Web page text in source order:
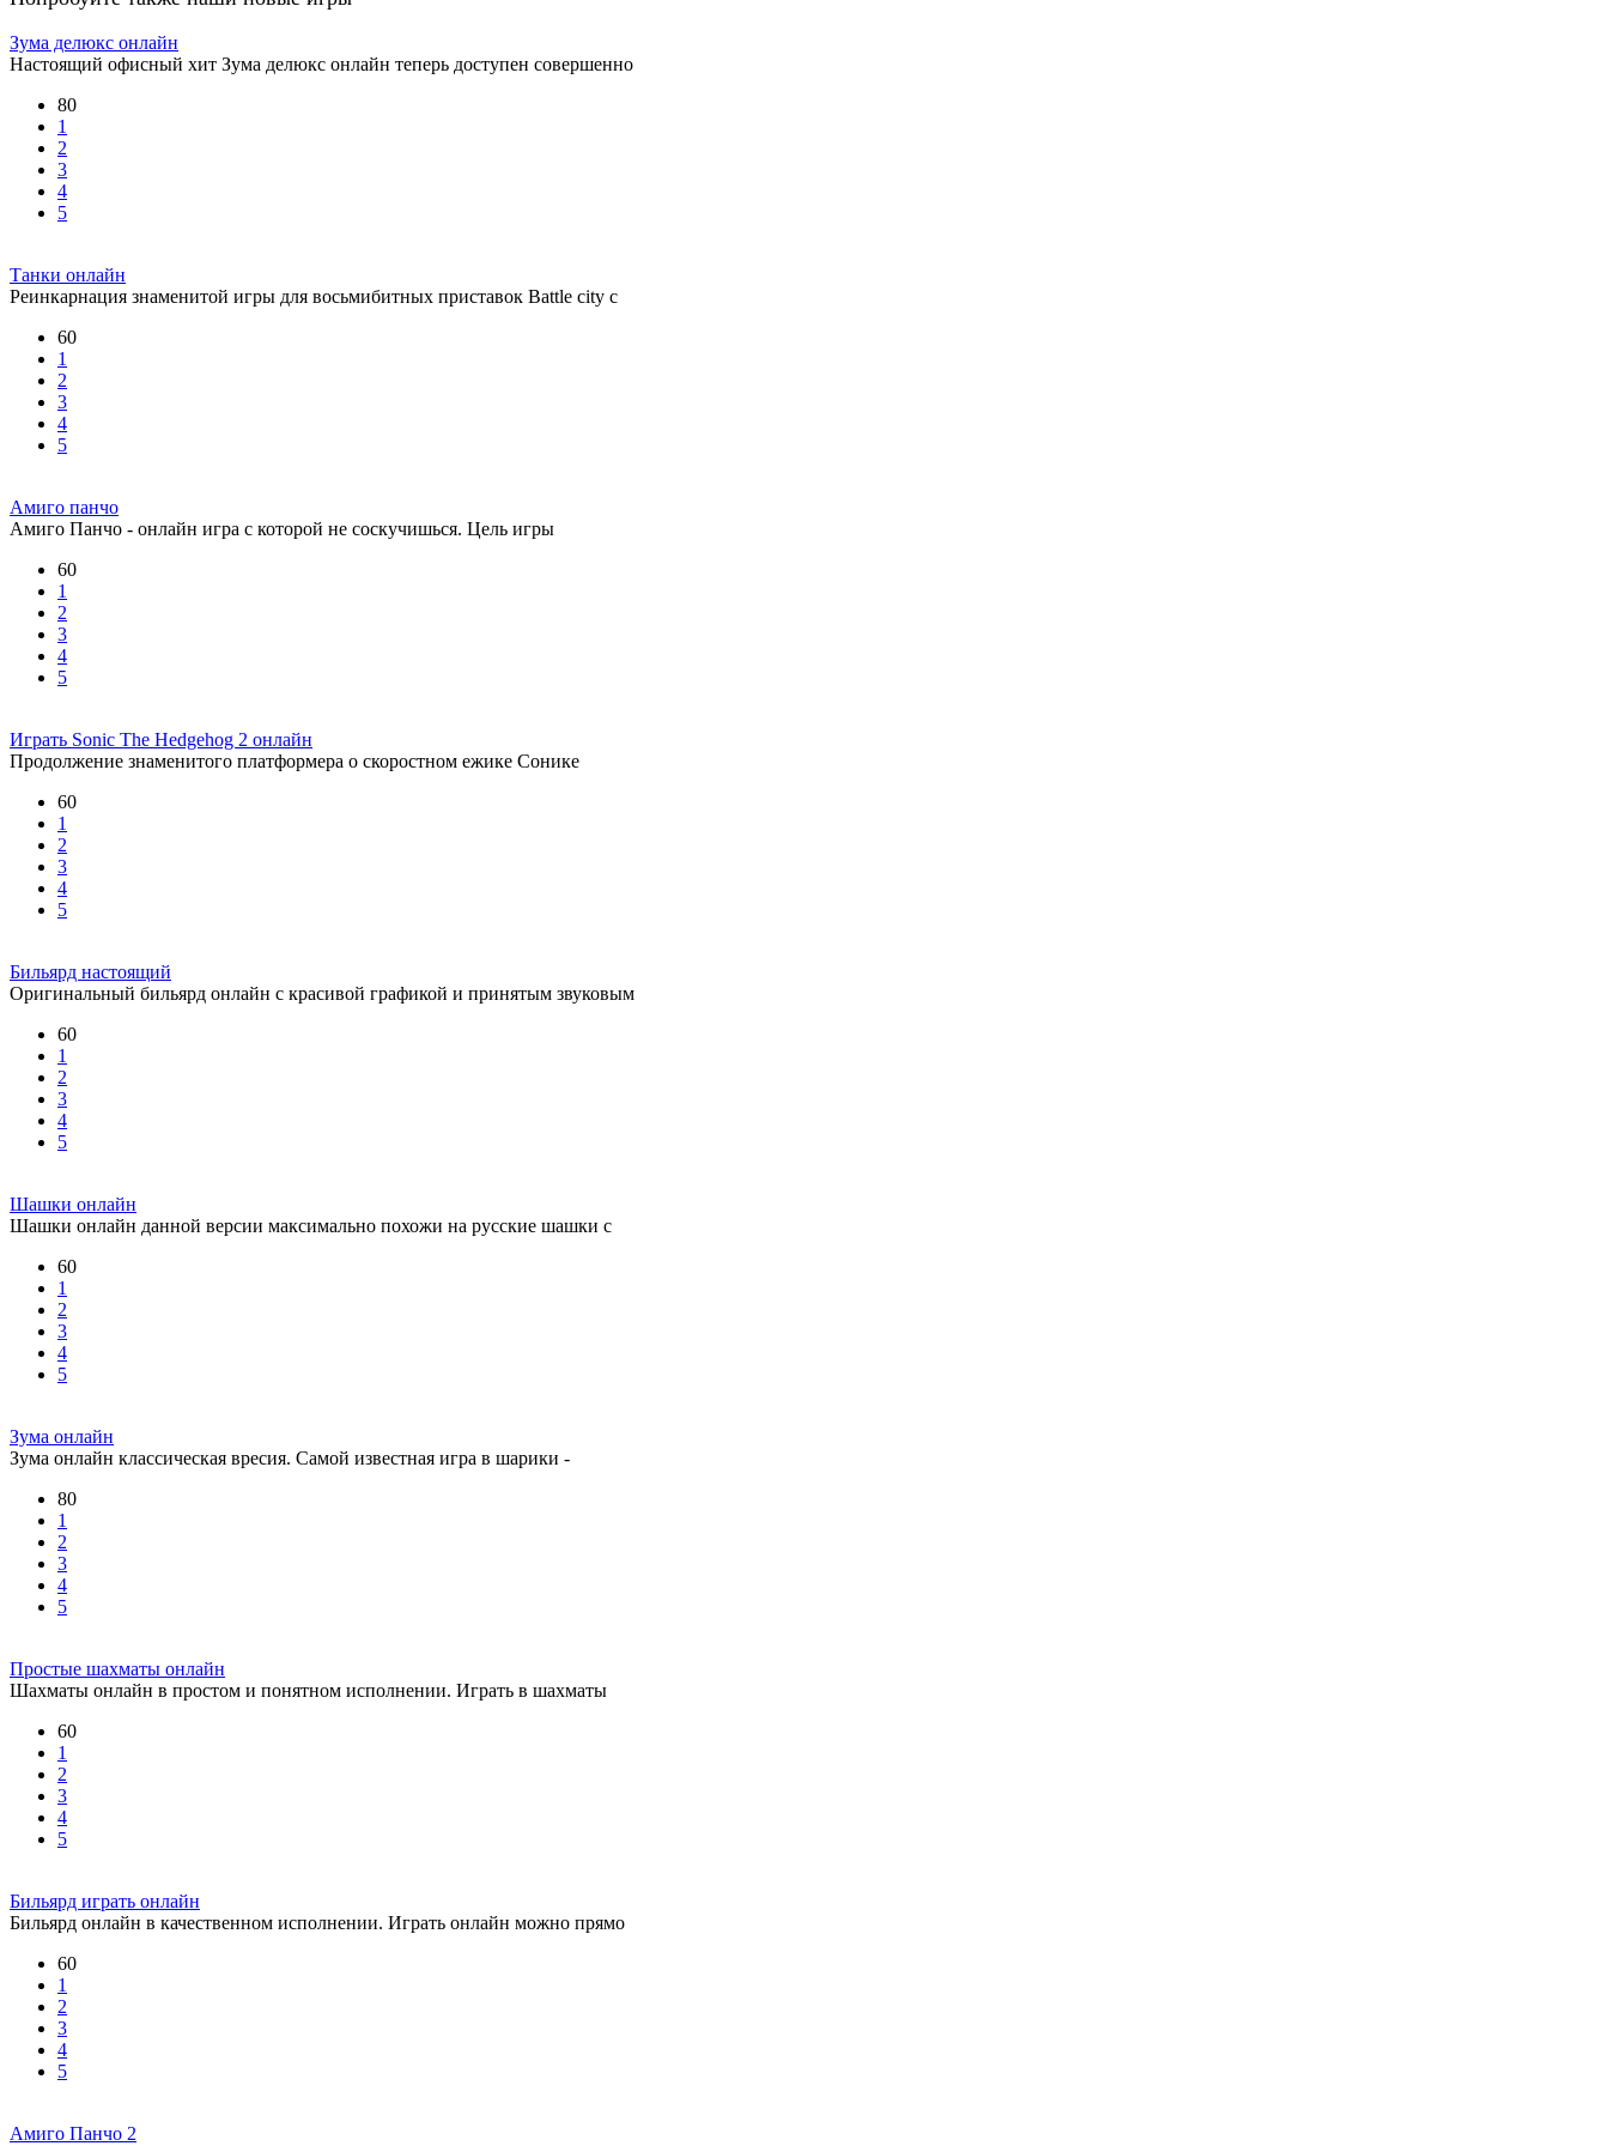
Зума делюкс онлайн
Настоящий офисный хит Зума делюкс онлайн теперь доступен совершенно
80
1
2
3
4
5
Танки онлайн
Реинкарнация знаменитой игры для восьмибитных приставок Battle city с
60
1
2
3
4
5
Амиго панчо
Амиго Панчо - онлайн игра с которой не соскучишься. Цель игры
60
1
2
3
4
5
Играть Sonic The Hedgehog 2 онлайн
Продолжение знаменитого платформера о скоростном ежике Сонике
60
1
2
3
4
5
Бильярд настоящий
Оригинальный бильярд онлайн с красивой графикой и принятым звуковым
60
1
2
3
4
5
Шашки онлайн
Шашки онлайн данной версии максимально похожи на русские шашки с
60
1
2
3
4
5
Зума онлайн
Зума онлайн классическая вресия. Самой известная игра в шарики -
80
1
2
3
4
5
Простые шахматы онлайн
Шахматы онлайн в простом и понятном исполнении. Играть в шахматы
60
1
2
3
4
5
Бильярд играть онлайн
Бильярд онлайн в качественном исполнении. Играть онлайн можно прямо
60
1
2
3
4
5
Амиго Панчо 2